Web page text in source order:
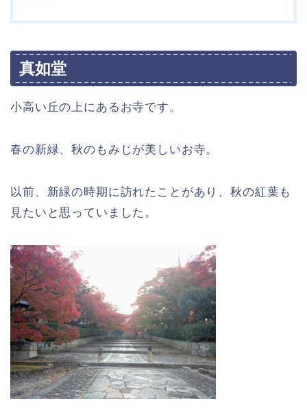
真如堂
小高い丘の上にあるお寺です。
春の新緑、秋のもみじが美しいお寺。
以前、新緑の時期に訪れたことがあり、秋の紅葉も
見たいと思っていました。